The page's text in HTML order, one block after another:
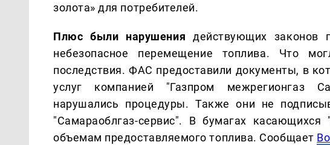
золота» для потребителей.
Плюс были нарушения действующих законов
небезопасное перемещение топлива. Что
последствия. ФАС предоставили документы, в
услуг компанией "Газпром межрегионгаз
нарушались процедуры. Также они не
"Самараоблгаз-сервис". В бумагах
объемам предоставляемого топлива. Сообщает